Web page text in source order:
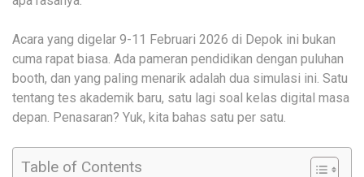
Acara yang digelar 9-11 Februari 2026 di Depok ini bukan
cuma rapat biasa. Ada pameran pendidikan dengan puluhan
booth, dan yang paling menarik adalah dua simulasi ini. Satu
tentang tes akademik baru, satu lagi soal kelas digital masa
depan. Penasaran? Yuk, kita bahas satu per satu.
Table of Contents